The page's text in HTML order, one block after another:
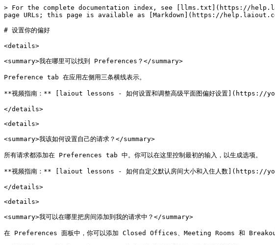
> For the complete documentation index, see [llms.txt](https://
page URLs; this page is available as [Markdown](https://
# 设置你的偏好
<details>
<summary>我在哪里可以找到 Preferences？</summary>
Preference tab 在应用左侧用三条横线表示。
**视频指南：** [laiout lessons - 如何设置和调整高级平面图偏好设置](https://
</details>
<details>
<summary>我该如何设置自己的请求？</summary>
所有请求都添加在 Preferences tab 中。你可以在这里控制最初的输入，以生成选项。
**视频指南：** [laiout lessons - 如何自定义默认房间大小和入住人数](https://
</details>
<details>
<summary>我可以在哪里把房间添加到我的请求中？</summary>
在 Preferences 面板中，你可以添加 Closed Offices、Meeting Rooms 和 Breakout